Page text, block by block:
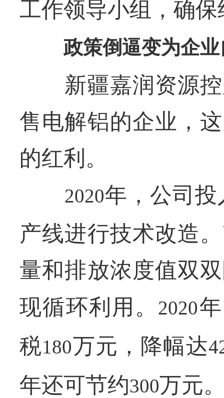
工作领导小组，确
政策倒逼变为企
新疆嘉润资源控
售电解铝的企业，
的红利。
2020年，公司投
产线进行技术改造
量和排放浓度值双
现循环利用。 2020
税180万元，降幅达
年还可节约300万元